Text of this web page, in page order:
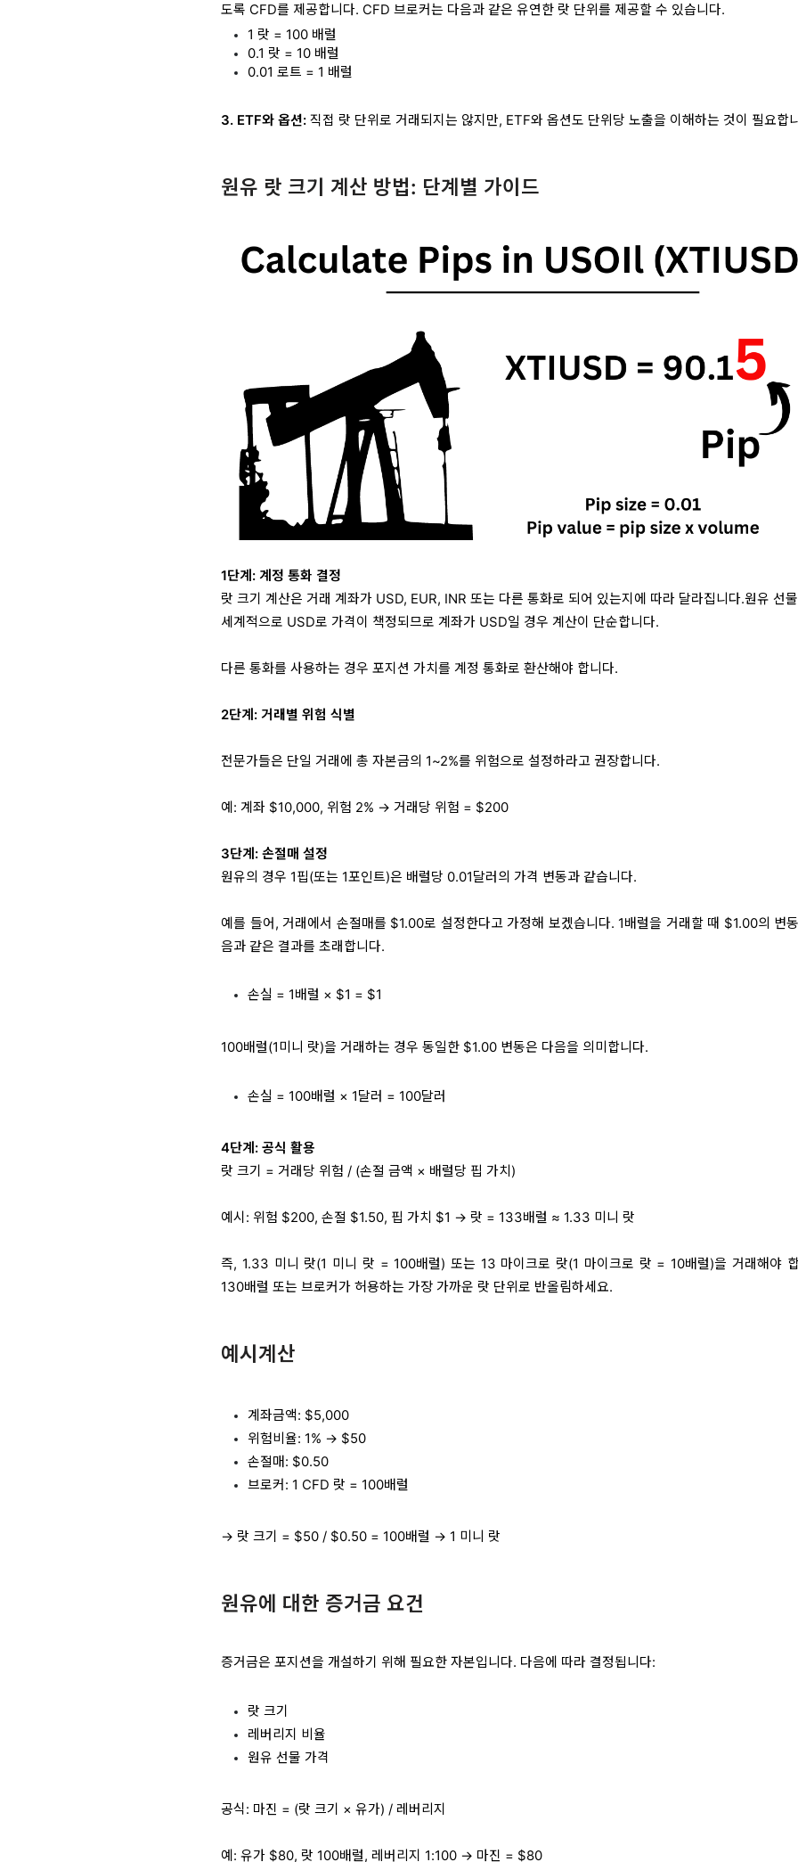
도록 CFD를 제공합니다. CFD 브로커는 다음과 같은 유연한 랏 단위를 제공할 수 있습니다.
1 랏 = 100 배럴
0.1 랏 = 10 배럴
0.01 로트 = 1 배럴
3. ETF와 옵션:직접 랏 단위로 거래되지는 않지만, ETF와 옵션도 단위당 노출을 이해하는 것이 필요합
원유 랏 크기 계산 방법: 단계별 가이드
1단계: 계정 통화 결정
랏 크기 계산은 거래 계좌가 USD, EUR, INR 또는 다른 통화로 되어 있는지에 따라 달라집니다.원유 선
세계적으로 USD로 가격이 책정되므로 계좌가 USD일 경우 계산이 단순합니다.
다른 통화를 사용하는 경우 포지션 가치를 계정 통화로 환산해야 합니다.
2단계: 거래별 위험 식별
전문가들은 단일 거래에 총 자본금의 1~2%를 위험으로 설정하라고 권장합니다.
예: 계좌 $10,000, 위험 2% → 거래당 위험 = $200
3단계: 손절매 설정
원유의 경우 1핍(또는 1포인트)은 배럴당 0.01달러의 가격 변동과 같습니다.
예를 들어, 거래에서 손절매를 $1.00로 설정한다고 가정해 보겠습니다. 1배럴을 거래할 때 $1.00의 변
음과 같은 결과를 초래합니다.
손실 = 1배럴 × $1 = $1
100배럴(1미니 랏)을 거래하는 경우 동일한 $1.00 변동은 다음을 의미합니다.
손실 = 100배럴 × 1달러 = 100달러
4단계: 공식 활용
랏 크기 = 거래당 위험 / (손절 금액 × 배럴당 핍 가치)
예시: 위험 $200, 손절 $1.50, 핍 가치 $1 → 랏 = 133배럴 ≈ 1.33 미니 랏
즉, 1.33 미니 랏(1 미니 랏 = 100배럴) 또는 13 마이크로 랏(1 마이크로 랏 = 10배럴)을 거래해야
130배럴 또는 브로커가 허용하는 가장 가까운 랏 단위로 반올림하세요.
예시계산
계좌금액: $5,000
위험비율: 1% → $50
손절매: $0.50
브로커: 1 CFD 랏 = 100배럴
→ 랏 크기 = $50 / $0.50 = 100배럴 → 1 미니 랏
원유에 대한 증거금 요건
증거금은 포지션을 개설하기 위해 필요한 자본입니다. 다음에 따라 결정됩니다:
랏 크기
레버리지 비율
원유 선물 가격
공식: 마진 = (랏 크기 × 유가) / 레버리지
예: 유가 $80, 랏 100배럴, 레버리지 1:100 → 마진 = $80